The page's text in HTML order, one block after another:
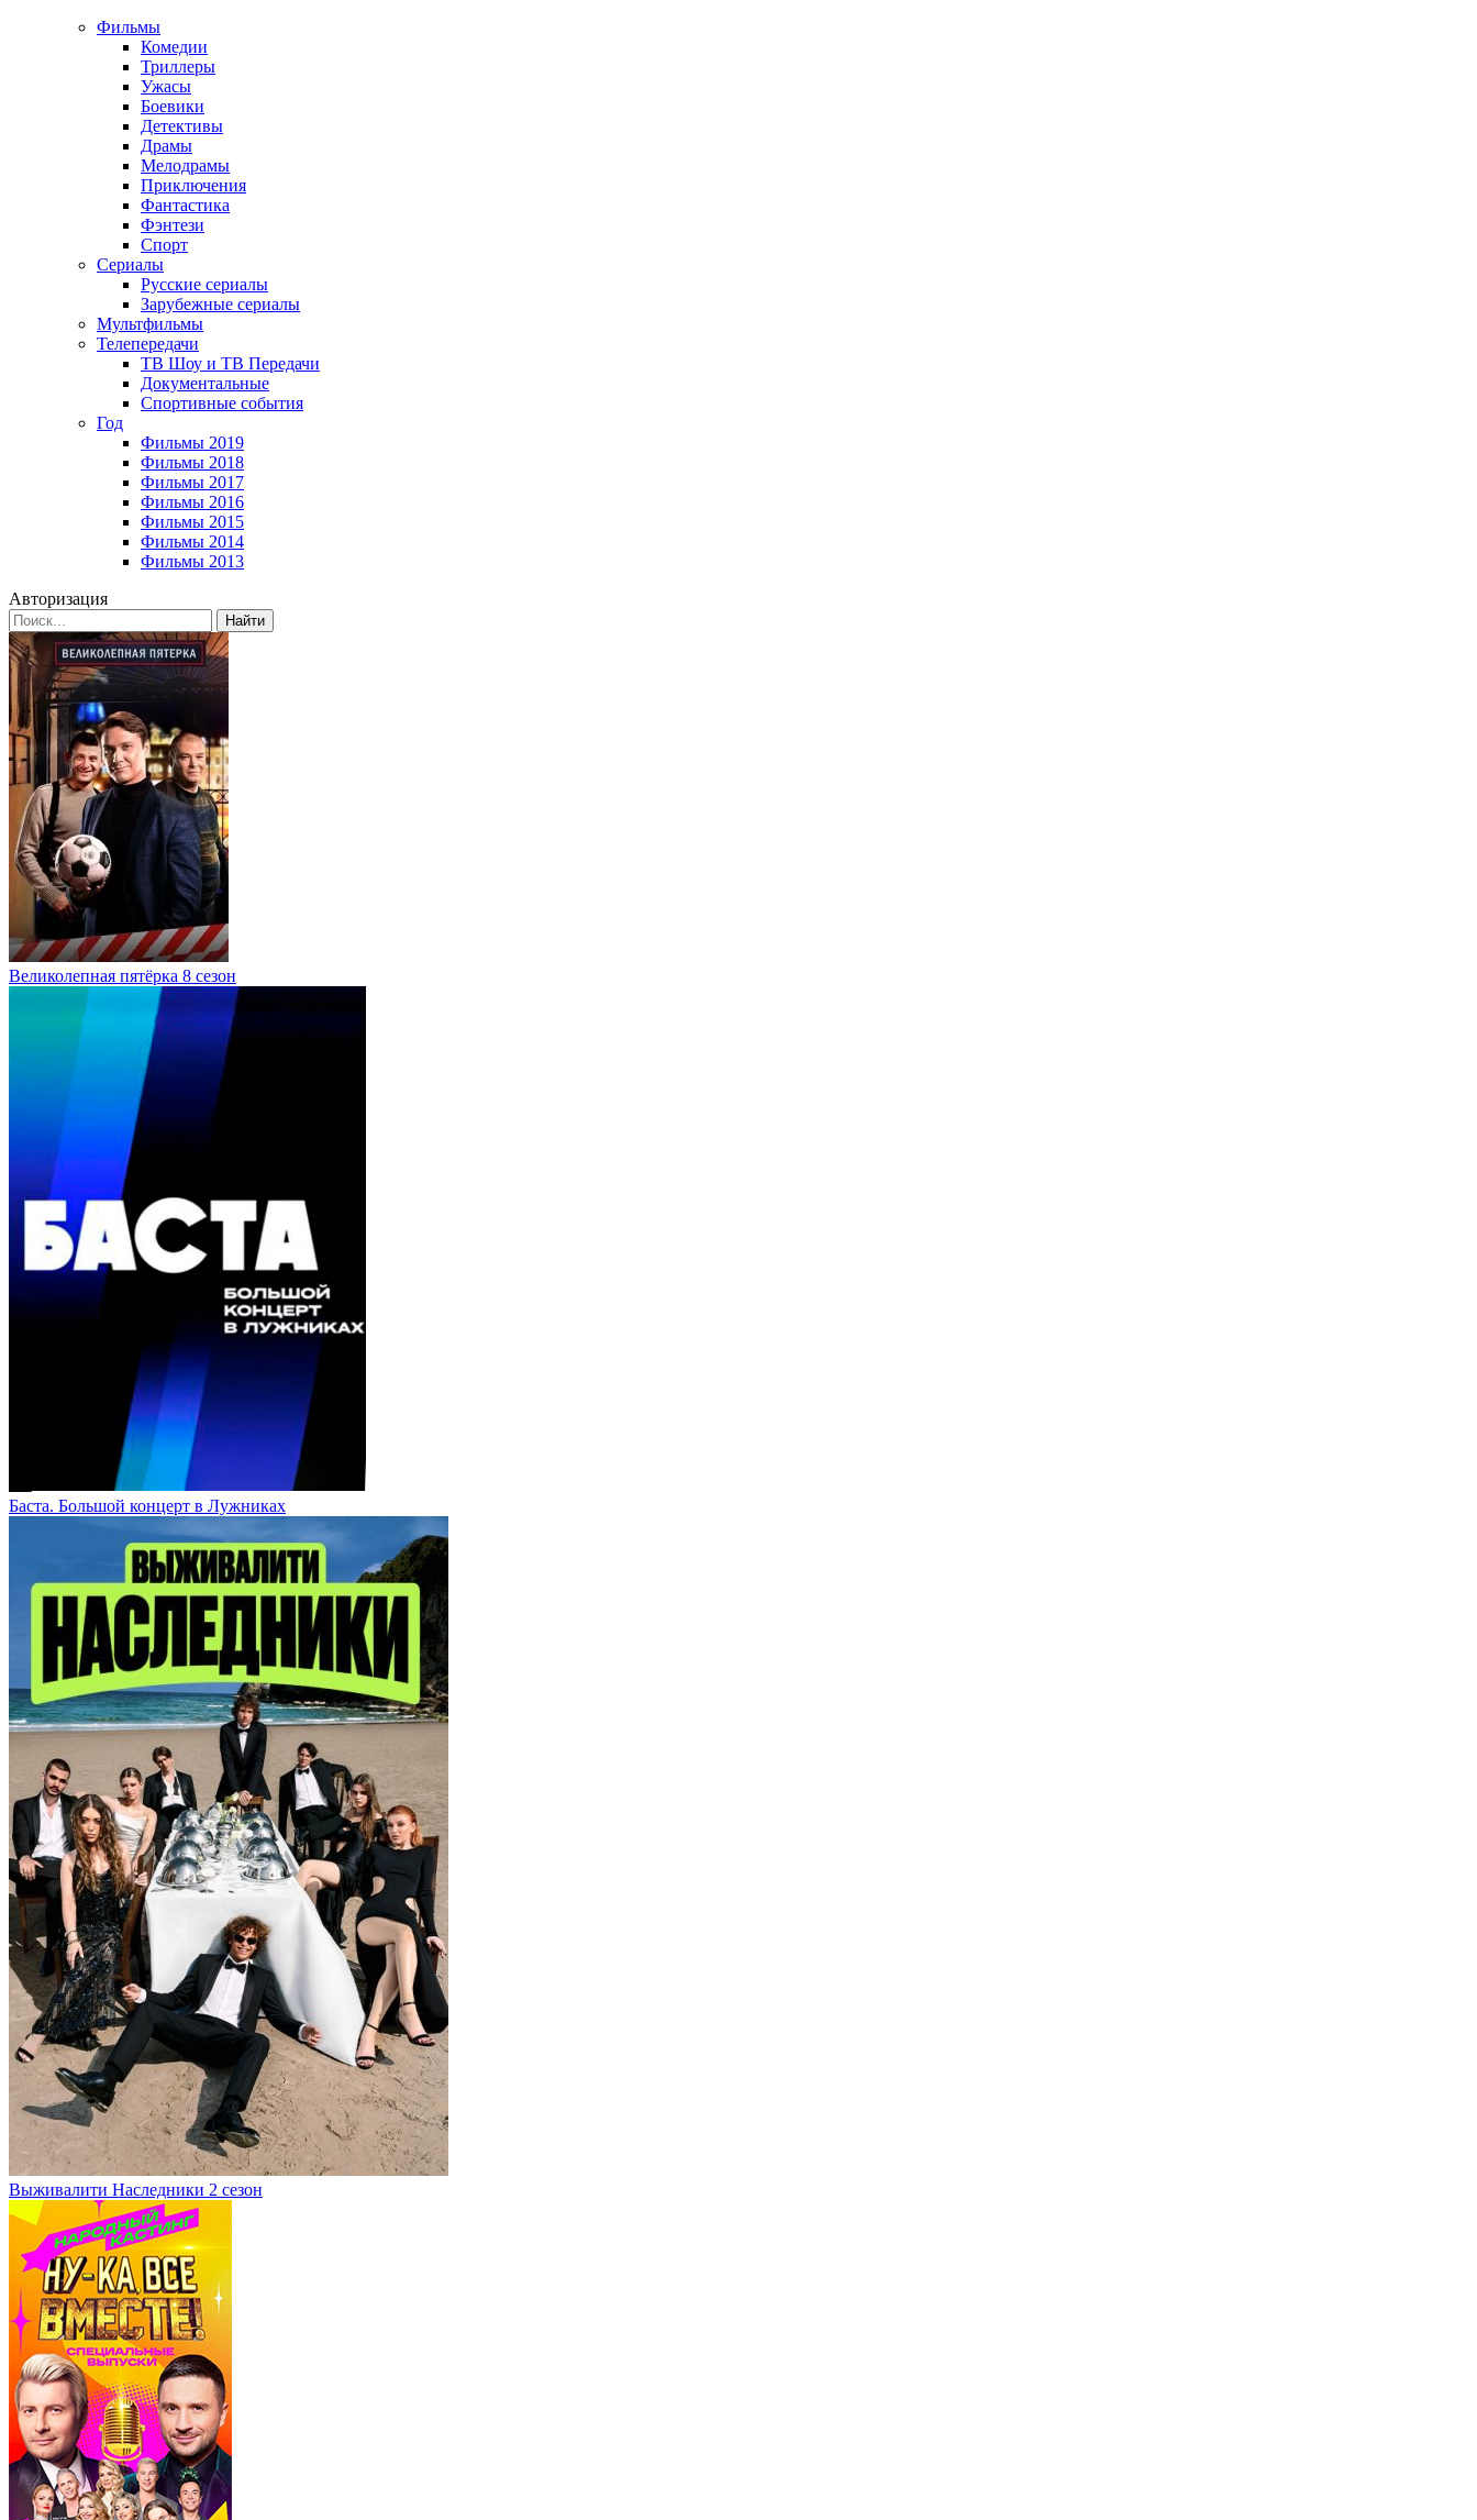
Фильмы
Комедии
Триллеры
Ужасы
Боевики
Детективы
Драмы
Мелодрамы
Приключения
Фантастика
Фэнтези
Спорт
Сериалы
Русские сериалы
Зарубежные сериалы
Мультфильмы
Телепередачи
ТВ Шоу и ТВ Передачи
Документальные
Спортивные события
Год
Фильмы 2019
Фильмы 2018
Фильмы 2017
Фильмы 2016
Фильмы 2015
Фильмы 2014
Фильмы 2013
Авторизация
Найти
Великолепная пятёрка 8 сезон
Баста. Большой концерт в Лужниках
Выживалити Наследники 2 сезон